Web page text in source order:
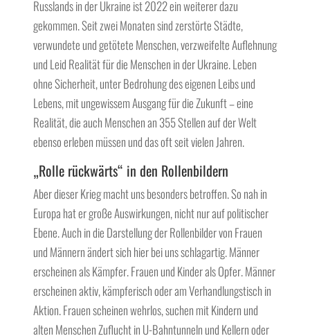
Russlands in der Ukraine ist 2022 ein weiterer dazu
gekommen. Seit zwei Monaten sind zerstörte Städte,
verwundete und getötete Menschen, verzweifelte Auflehnung
und Leid Realität für die Menschen in der Ukraine. Leben
ohne Sicherheit, unter Bedrohung des eigenen Leibs und
Lebens, mit ungewissem Ausgang für die Zukunft – eine
Realität, die auch Menschen an 355 Stellen auf der Welt
ebenso erleben müssen und das oft seit vielen Jahren.
„Rolle rückwärts“ in den Rollenbildern
Aber dieser Krieg macht uns besonders betroffen. So nah in
Europa hat er große Auswirkungen, nicht nur auf politischer
Ebene. Auch in die Darstellung der Rollenbilder von Frauen
und Männern ändert sich hier bei uns schlagartig. Männer
erscheinen als Kämpfer. Frauen und Kinder als Opfer. Männer
erscheinen aktiv, kämpferisch oder am Verhandlungstisch in
Aktion. Frauen scheinen wehrlos, suchen mit Kindern und
alten Menschen Zuflucht in U-Bahntunneln und Kellern oder